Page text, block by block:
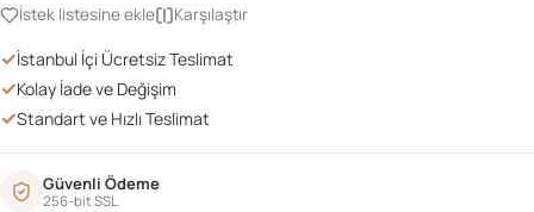
adet
İstek listesine ekle Karşılaştır
✓İstanbul İçi Ücretsiz Teslimat
✓Kolay İade ve Değişim
✓Standart ve Hızlı Teslimat
Güvenli Ödeme
256-bit SSL